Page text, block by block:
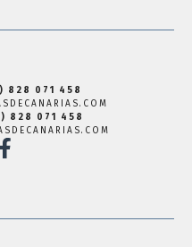
828 071 458
828 071 458